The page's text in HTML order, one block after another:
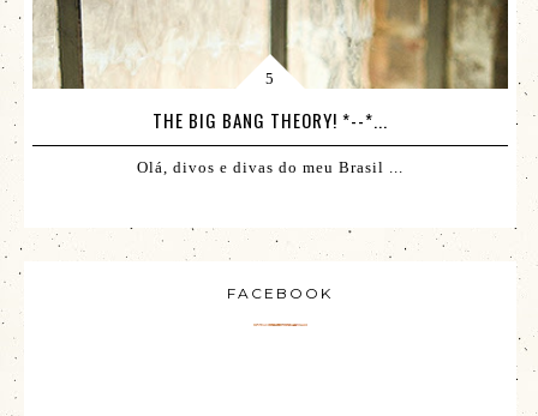
THE BIG BANG THEORY! *--*...
Olá, divos e divas do meu Brasil ...
FACEBOOK